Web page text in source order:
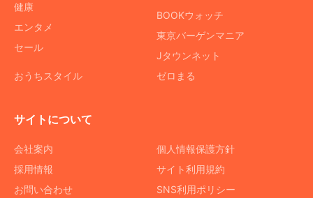
健康
エンタメ
セール
おうちスタイル
BOOKウォッチ
東京バーゲンマニア
Jタウンネット
ゼロまる
サイトについて
会社案内
採用情報
お問い合わせ
個人情報保護方針
サイト利用規約
SNS利用ポリシー